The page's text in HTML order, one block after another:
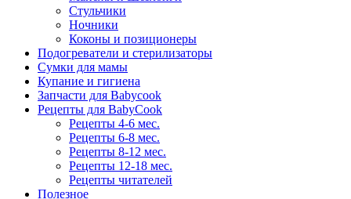
Стульчики
Ночники
Коконы и позиционеры
Подогреватели и стерилизаторы
Сумки для мамы
Купание и гигиена
Запчасти для Babycook
Рецепты для BabyCook
Рецепты 4-6 мес.
Рецепты 6-8 мес.
Рецепты 8-12 мес.
Рецепты 12-18 мес.
Рецепты читателей
Полезное